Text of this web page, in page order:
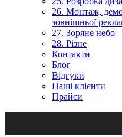
26. Монтаж,
зовнішньої
27. Зоряне небо
28. Різне
Контакти
Блог
Відгуки
Наші клієнти
Прайси